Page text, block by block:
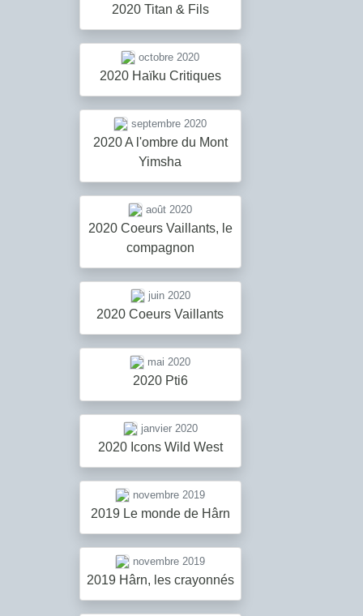
2020 Titan & Fils
octobre 2020
2020 Haïku Critiques
septembre 2020
2020 A l'ombre du Mont
Yimsha
août 2020
2020 Coeurs Vaillants, le
compagnon
juin 2020
2020 Coeurs Vaillants
mai 2020
2020 Pti6
janvier 2020
2020 Icons Wild West
novembre 2019
2019 Le monde de Hârn
novembre 2019
2019 Hârn, les crayonnés